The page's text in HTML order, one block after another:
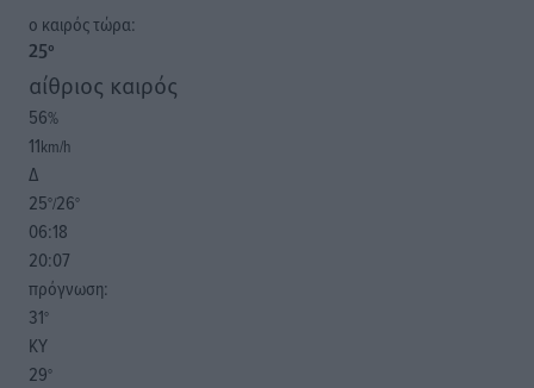
o καιρός τώρα:
25°
αίθριος καιρός
56%
11km/h
Δ
25°/26°
06:18
20:07
πρόγνωση:
31°
ΚΥ
29°